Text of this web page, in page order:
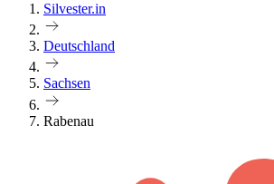
Silvester.in
Deutschland
Sachsen
Rabenau